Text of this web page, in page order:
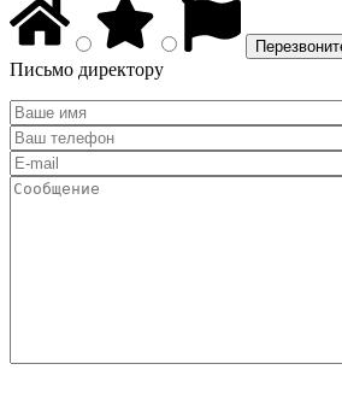
Письмо директору